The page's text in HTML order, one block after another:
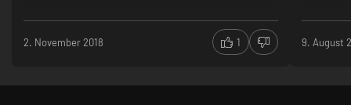
Das DLC lohnt sich meiner Meinung nach aber nicht
2. November 2018 1 9. August